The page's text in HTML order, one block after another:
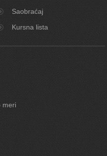
Saobraćaj
Kursna lista
meri